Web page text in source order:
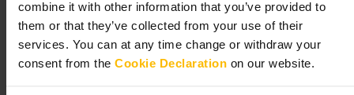
combine it with other information that you’ve provided to
them or that they’ve collected from your use of their
services. You can at any time change or withdraw your
consent from theCookie Declaration on our website.
“色と線が交差する、ロンドンのストリート
アート回廊”